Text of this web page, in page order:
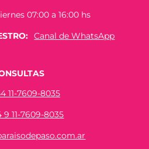
07:00 a 16:00 hs
Canal de WhatsApp
11-7609-8035
9 11-7609-8035